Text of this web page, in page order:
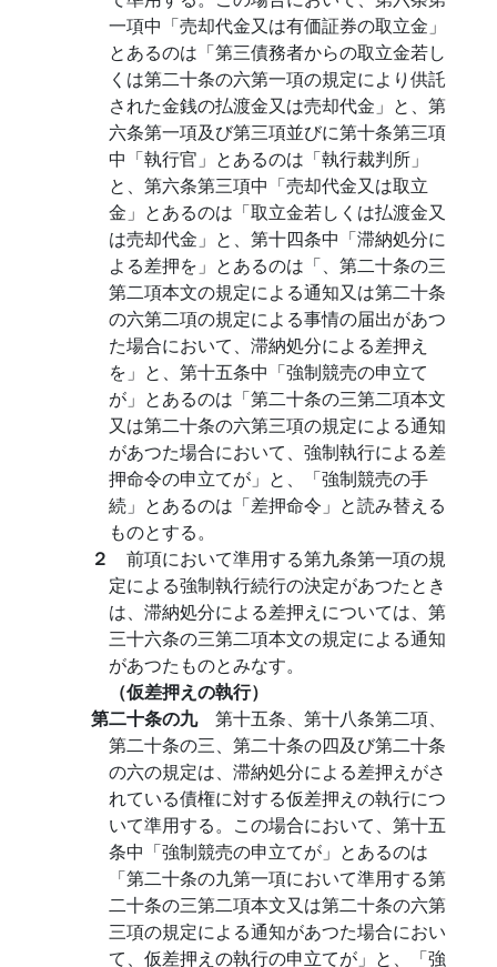
一項中「売却代金又は有価証券の取立金」
とあるのは「第三債務者からの取立金若し
くは第二十条の六第一項の規定により供託
された金銭の払渡金又は売却代金」と、第
六条第一項及び第三項並びに第十条第三項
中「執行官」とあるのは「執行裁判所」
と、第六条第三項中「売却代金又は取立
金」とあるのは「取立金若しくは払渡金又
は売却代金」と、第十四条中「滞納処分に
よる差押を」とあるのは「、第二十条の三
第二項本文の規定による通知又は第二十条
の六第二項の規定による事情の届出があつ
た場合において、滞納処分による差押え
を」と、第十五条中「強制競売の申立て
が」とあるのは「第二十条の三第二項本文
又は第二十条の六第三項の規定による通知
があつた場合において、強制執行による差
押命令の申立てが」と、「強制競売の手
続」とあるのは「差押命令」と読み替える
ものとする。
２ 前項において準用する第九条第一項の規
定による強制執行続行の決定があつたとき
は、滞納処分による差押えについては、第
三十六条の三第二項本文の規定による通知
があつたものとみなす。
（仮差押えの執行）
第二十条の九 第十五条、第十八条第二項、
第二十条の三、第二十条の四及び第二十条
の六の規定は、滞納処分による差押えがさ
れている債権に対する仮差押えの執行につ
いて準用する。この場合において、第十五
条中「強制競売の申立てが」とあるのは
「第二十条の九第一項において準用する第
二十条の三第二項本文又は第二十条の六第
三項の規定による通知があつた場合におい
て、仮差押えの執行の申立てが」と、「強